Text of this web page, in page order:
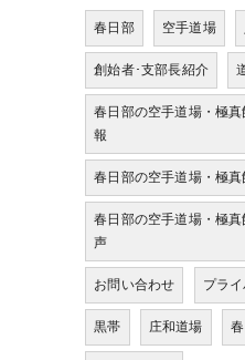
春日部 空手道場
創始者･支部長紹介
春日部の空手道場・極
報
春日部の空手道場・極
春日部の空手道場・極
声
お問い合わせ プラ
黒帯 庄和道場